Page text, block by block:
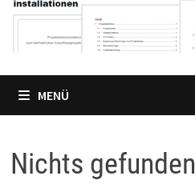
MENÜ
Nichts gefunden